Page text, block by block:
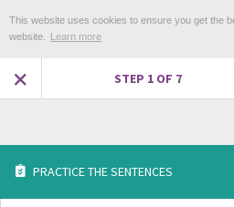
This website uses cookies to ensure you get the
website.
Learn more
STEP 1 OF 7
PRACTICE THE SENTENCES